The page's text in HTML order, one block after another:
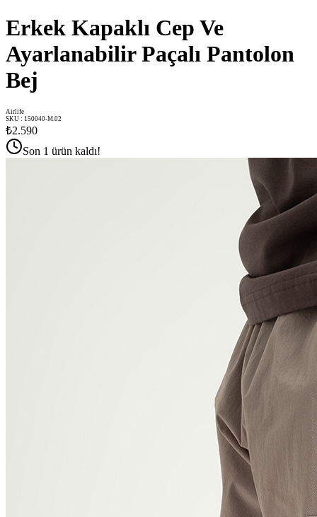
Erkek Kapaklı Cep Ve
Ayarlanabilir Paçalı Pantolon
Bej
Airlife
SKU : 150040-M.02
₺2.590
Son 1 ürün kaldı!